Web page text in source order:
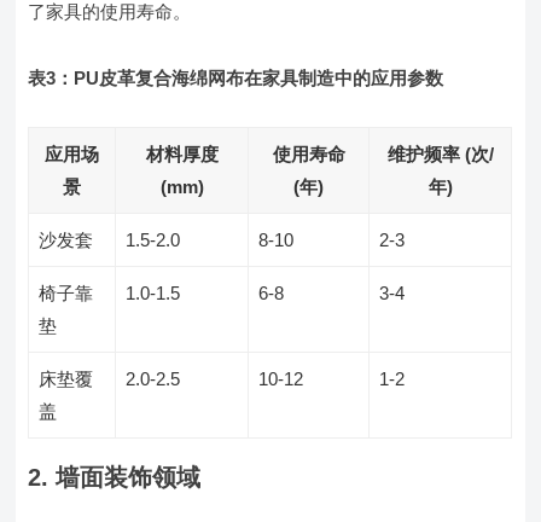
了家具的使用寿命。
表3：PU皮革复合海绵网布在家具制造中的应用参数
应用场
景
材料厚度
(mm)
使用寿命
(年)
维护频率 (次/
年)
沙发套 1.5-2.0 8-10 2-3
椅子靠
垫
1.0-1.5 6-8 3-4
床垫覆
盖
2.0-2.5 10-12 1-2
2. 墙面装饰领域